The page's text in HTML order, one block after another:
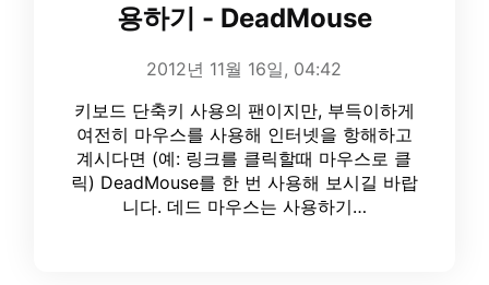
용하기 - DeadMouse
2012년 11월 16일, 04:42
키보드 단축키 사용의 팬이지만, 부득이하게
여전히 마우스를 사용해 인터넷을 항해하고
계시다면 (예: 링크를 클릭할때 마우스로 클
릭) DeadMouse를 한 번 사용해 보시길 바랍
니다. 데드 마우스는 사용하기…